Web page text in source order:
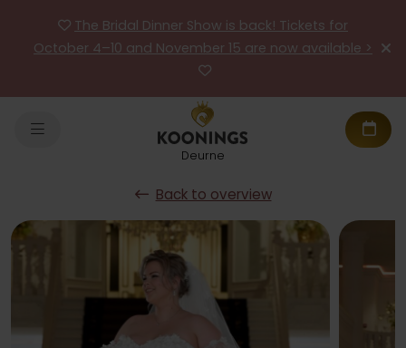
The Bridal Dinner Show is back! Tickets for
October 4–10 and November 15 are now available >
Deurne
Back to overview